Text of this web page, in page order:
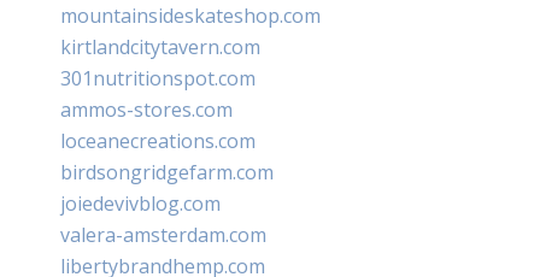
mountainsideskateshop.com
kirtlandcitytavern.com
301nutritionspot.com
ammos-stores.com
loceanecreations.com
birdsongridgefarm.com
joiedevivblog.com
valera-amsterdam.com
libertybrandhemp.com